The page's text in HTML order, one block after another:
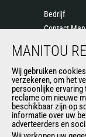
Bedrijf
Contact
Nieuws
General
MANITOU
Wij gebruiken
verzekeren, om het
persoonlijke ervaring
reclame om nieuwe
beschikbaar zijn op
informatie over uw
adverteerders en